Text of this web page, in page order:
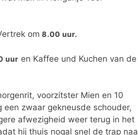
om 8.00 uur.
uur en Kaffee und Kuchen van de
voorzitster Mien en 10
zwaar gekneusde schouder,
afwezigheid weer terug in het
hij thuis nogal snel de trap